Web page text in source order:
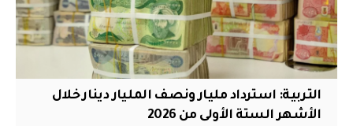
التربية: استرداد مليار ونصف المليار دينار خلال
الأشهر الستة الأولى من 2026